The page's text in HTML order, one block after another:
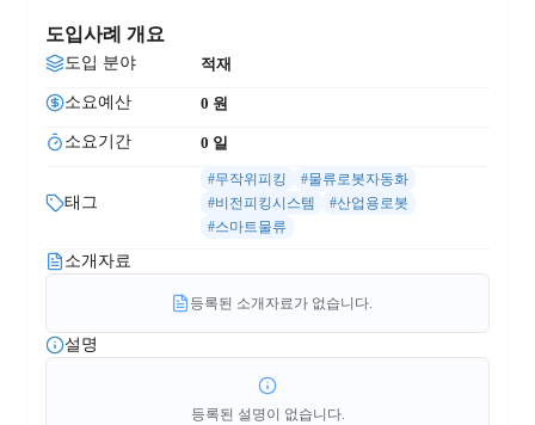
도입사례 개요
도입 분야 적재
소요예산 0 원
소요기간 0 일
태그
#무작위피킹
#물류로봇자동화
#비전피킹시스템
#산업용로봇
#스마트물류
소개자료
등록된 소개자료가 없습니다.
설명
등록된 설명이 없습니다.